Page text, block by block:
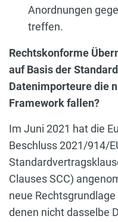
Anordnungen
treffen.
Rechtskonforme
auf Basis der
Datenimporteure die
Framework fallen?
Im Juni 2021 hat die
Beschluss 2021/914/
Clauses SCC)
neue
denen nicht dasselbe